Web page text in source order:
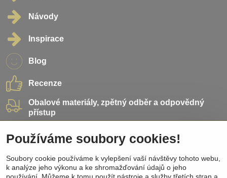
Návody
Inspirace
Blog
Recenze
Obalové materiály, zpětný odběr a odpovědný
přístup
Přidejte se k nám
Sociální sítě
Používáme soubory cookies!
Soubory cookie používáme k vylepšení vaší návštěvy tohoto webu,
k analýze jeho výkonu a ke shromažďování údajů o jeho